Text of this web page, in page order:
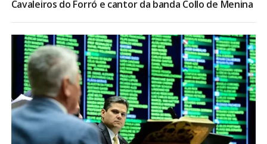
Cavaleiros do Forró e cantor da banda Collo de Menina